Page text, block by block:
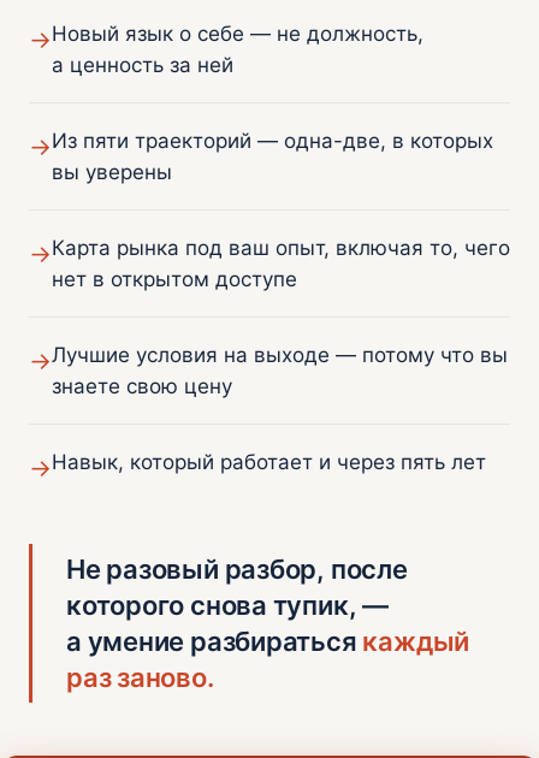
→Новый язык о себе — не должность,
а ценность за ней
→Из пяти траекторий — одна-две, в которых
вы уверены
→Карта рынка под ваш опыт, включая то, чего
нет в открытом доступе
→Лучшие условия на выходе — потому что вы
знаете свою цену
→Навык, который работает и через пять лет
Не разовый разбор, после
которого снова тупик, —
а умение разбираться каждый
раз заново.